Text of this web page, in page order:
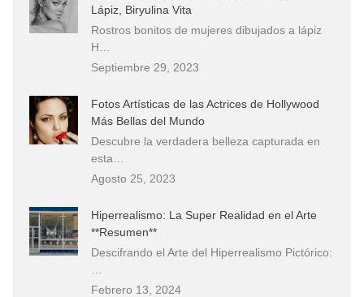
Lápiz, Biryulina Vita
Rostros bonitos de mujeres dibujados a lápiz
H…
Septiembre 29, 2023
Fotos Artísticas de las Actrices de Hollywood
Más Bellas del Mundo
Descubre la verdadera belleza capturada en
esta…
Agosto 25, 2023
Hiperrealismo: La Super Realidad en el Arte
**Resumen**
Descifrando el Arte del Hiperrealismo Pictórico:
Febrero 13, 2024